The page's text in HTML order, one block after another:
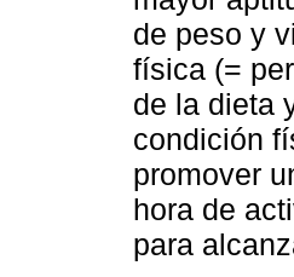
de peso y
física (=
de la dieta
condición
promover
hora de
para